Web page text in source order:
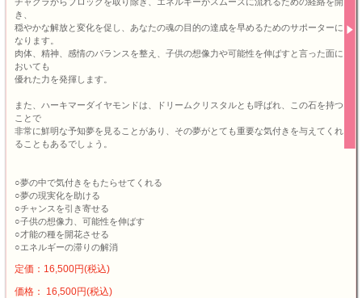
き、
穏やかな解放と変化を促し、あなたの魂の目的の達成を早めるためのサポーターに
なります。
肉体、精神、感情のバランスを整え、子供の想像力や可能性を伸ばすと言った面に
おいても
優れた力を発揮します。
また、ハーキマーダイヤモンドは、ドリームクリスタルとも呼ばれ、この石を持つ
ことで
非常に鮮明な予知夢を見ることがあり、その夢がとても重要な気付きを与えてくれ
ることもあるでしょう。
○夢の中で気付きをもたらせてくれる
○夢の現実化を助ける
○チャンスを引き寄せる
○子供の想像力、可能性を伸ばす
○才能の種を開花させる
○エネルギーの滞りの解消
定価：16,500円(税込)
価格： 16,500円(税込)